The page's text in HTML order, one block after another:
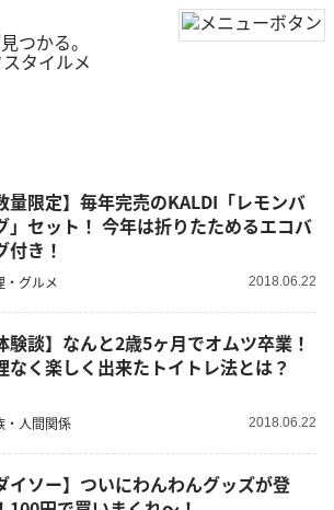
量限定】毎年完売のKALDI「レモンバ
」セット！ 今年は折りたためるエコバ
付き！
・グルメ 2018.06.22
験談】なんと2歳5ヶ月でオムツ卒業！
なく楽しく出来たトイトレ法とは？
・人間関係 2018.06.22
イソー】ついにわんわんグッズが登